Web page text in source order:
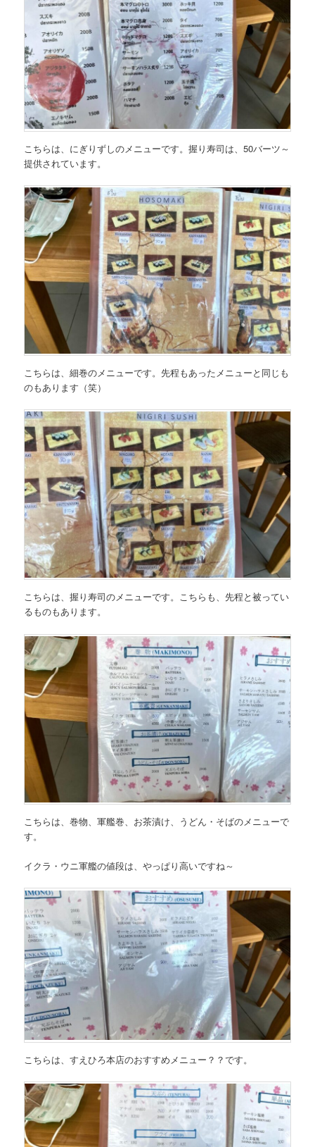
こちらは、 にぎりずしのメニューです。握り寿司は、50バーツ～
提供されています。
こちらは、細巻のメニューです。先程もあったメニューと同じも
のもあります（笑）
こちらは、握り寿司のメニューです。こちらも、先程と被ってい
るものもあります。
こちらは、巻物、軍艦巻、お茶漬け、うどん・そばのメニューで
す。
イクラ・ウニ軍艦の値段は、やっぱり高いですね～
こちらは、すえひろ本店のおすすめメニュー？？です。